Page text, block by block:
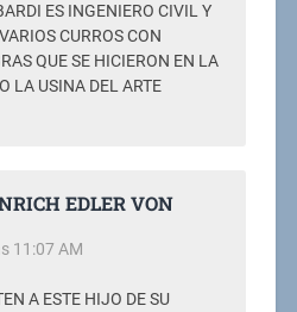
ES INGENIERO CIVIL Y
CURROS CON
QUE SE HICIERON EN LA
LA USINA DEL ARTE
EDLER VON
11:07 AM
A ESTE HIJO DE SU